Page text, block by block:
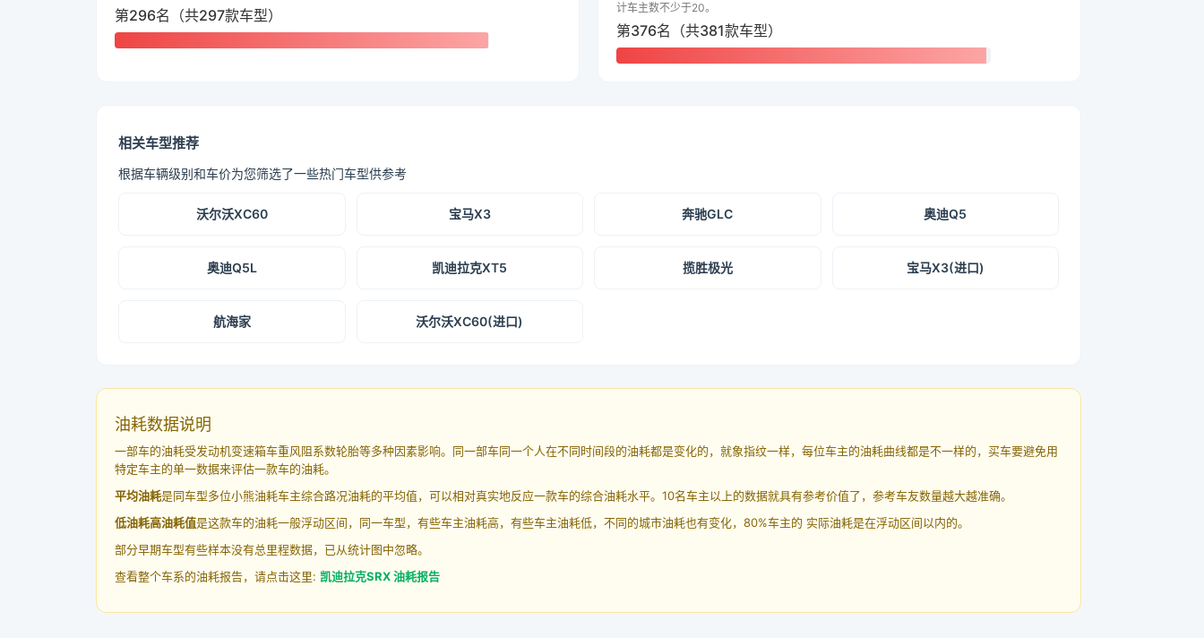
第296名（共297款车型）
计车主数不少于20。
第376名（共381款车型）
相关车型推荐
根据车辆级别和车价为您筛选了一些热门车型供参考
沃尔沃XC60 宝马X3 奔驰GLC 奥迪Q5
奥迪Q5L 凯迪拉克XT5 揽胜极光 宝马X3(进口)
航海家 沃尔沃XC60(进口)
油耗数据说明
一部车的油耗受发动机变速箱车重风阻系数轮胎等多种因素影响。同一部车同一个人在不同时间段的油耗都是变化的，就象指纹一样，每位车主的油耗曲线都是不一样的，买车要避免用
特定车主的单一数据来评估一款车的油耗。
平均油耗是同车型多位小熊油耗车主综合路况油耗的平均值，可以相对真实地反应一款车的综合油耗水平。10名车主以上的数据就具有参考价值了，参考车友数量越大越准确。
低油耗高油耗值是这款车的油耗一般浮动区间，同一车型，有些车主油耗高，有些车主油耗低，不同的城市油耗也有变化，80%车主的 实际油耗是在浮动区间以内的。
部分早期车型有些样本没有总里程数据，已从统计图中忽略。
查看整个车系的油耗报告，请点击这里: 凯迪拉克SRX 油耗报告